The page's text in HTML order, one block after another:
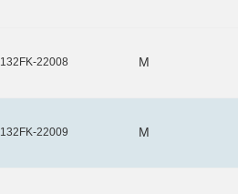
132FK-22008 M
132FK-22009 M